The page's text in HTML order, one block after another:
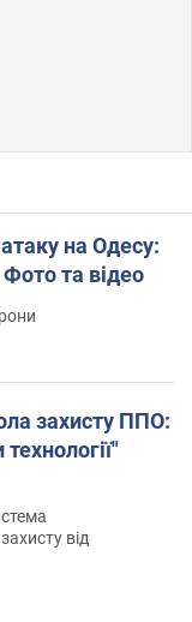
на Одесу:
Фото та відео
захисту ППО:
від